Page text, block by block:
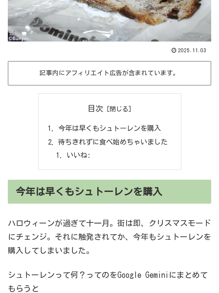
2025.11.03
記事内にアフィリエイト広告が含まれています。
目次
今年は早くもシュトーレンを購入
待ちきれずに食べ始めちゃいました
いいね:
今年は早くもシュトーレンを購入
ハロウィーンが過ぎて十一月。街は即、クリスマスモード
にチェンジ。それに触発されてか、今年もシュトーレンを
購入してしまいました。
シュトーレンって何？ってのをGoogle Geminiにまとめて
もらうと